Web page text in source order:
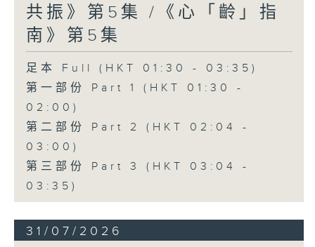
共振》第5集 /《心「齡」指
南》第5集
足本 Full (HKT 01:30 - 03:35)
第一部份 Part 1 (HKT 01:30 -
02:00)
第二部份 Part 2 (HKT 02:04 -
03:00)
第三部份 Part 3 (HKT 03:04 -
03:35)
31/07/2026